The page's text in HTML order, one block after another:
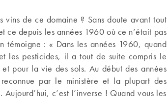
de ce domaine ? Sans doute avant tout
ce depuis les années 1960 où ce n’était pas
témoigne : « Dans les années 1960, quand
les pesticides, il a tout de suite compris le
pour la vie des sols. Au début des années
par le ministère et la plupart des
c’est l’inverse ! Quand vous les